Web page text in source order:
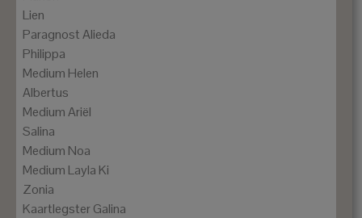
Lien
Paragnost Alieda
Philippa
Medium Helen
Albertus
Medium Ariël
Salina
Medium Noa
Medium Layla Ki
Zonia
Kaartlegster Galina